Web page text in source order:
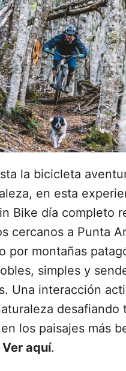
la bicicleta
en esta
Bike día completo
cercanos a Punta
por montañas
simples y
Una interacción
desafiando
los paisajes más
Ver aquí.